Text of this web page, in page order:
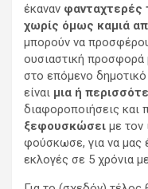
έκαναν φανταχτερές
χωρίς όμως καμιά
μπορούν να
ουσιαστική προσφορά
στο επόμενο
είναι μια ή
διαφοροποιήσεις και
ξεφουσκώσει με τον
φούσκωσε, για να μας
εκλογές σε 5 χρόνια